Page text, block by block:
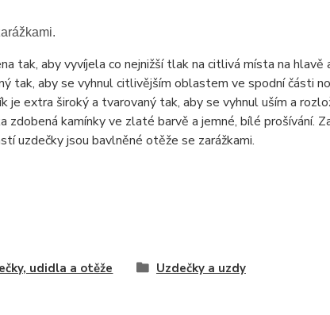
tak, aby vyvíjela co nejnižší tlak na citlivá místa na hlavě
tak, aby se vyhnul citlivějším oblastem ve spodní části
extra široký a tvarovaný tak, aby se vyhnul uším a
kamínky ve zlaté barvě a jemné, bílé prošívání.
uzdečky jsou bavlněné otěže se zarážkami.
udidla a otěže Uzdečky a uzdy